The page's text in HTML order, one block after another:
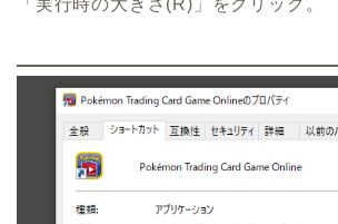
「実行時の大きさ(R)」をクリック。